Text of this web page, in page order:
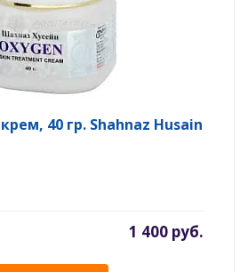
40 гр. Shahnaz Husain
1 400 руб.